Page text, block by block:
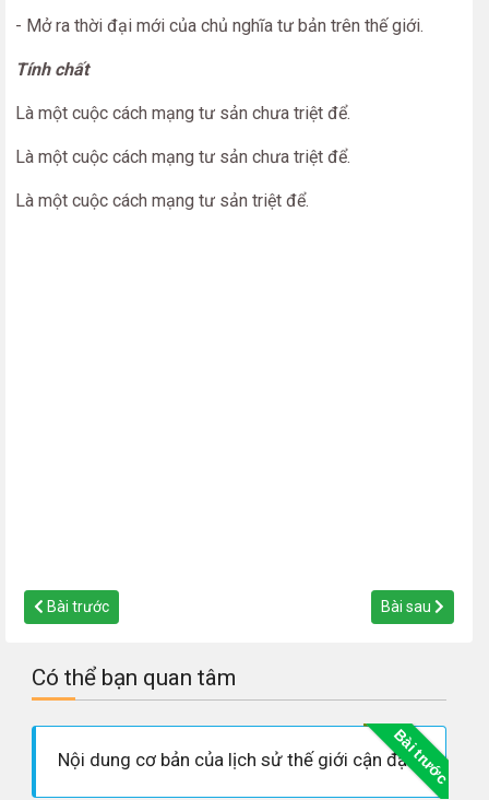
- Mở ra thời đại mới của chủ nghĩa tư bản trên thế giới.
Tính chất
Là một cuộc cách mạng tư sản chưa triệt để.
Là một cuộc cách mạng tư sản chưa triệt để.
Là một cuộc cách mạng tư sản triệt để.
Bài trước Bài sau
Có thể bạn quan tâm
Bài trước
Nội dung cơ bản của lịch sử thế giới cận đại bao gồm những vấn đề nào?